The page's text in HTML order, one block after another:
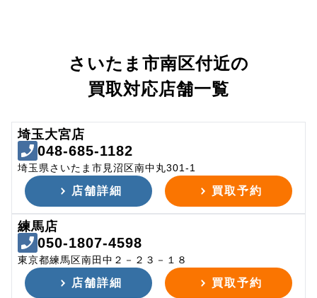
さいたま市南区付近の
買取対応店舗一覧
埼玉大宮店
048-685-1182
埼玉県さいたま市見沼区南中丸301-1
店舗詳細 買取予約
練馬店
050-1807-4598
東京都練馬区南田中２－２３－１８
店舗詳細 買取予約